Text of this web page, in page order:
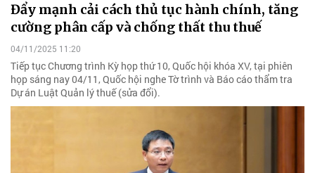
Đẩy mạnh cải cách thủ tục hành chính, tăng
cường phân cấp và chống thất thu thuế
04/11/2025 11:20
Tiếp tục Chương trình Kỳ họp thứ 10, Quốc hội khóa XV, tại phiên
họp sáng nay 04/11, Quốc hội nghe Tờ trình và Báo cáo thẩm tra
Dự án Luật Quản lý thuế (sửa đổi).